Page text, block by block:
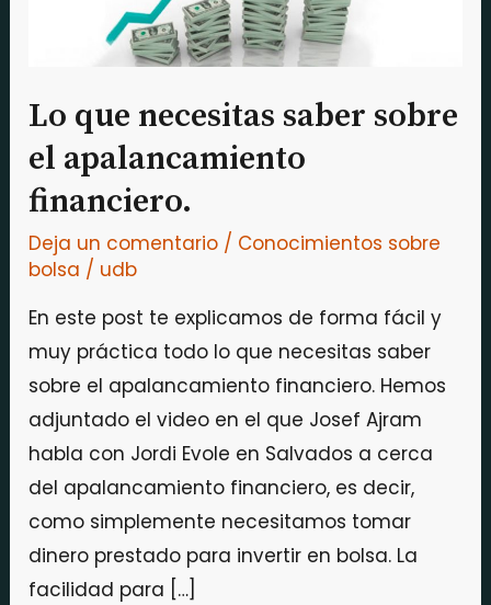
Lo que necesitas saber sobre
el apalancamiento
financiero.
Deja un comentario / Conocimientos sobre
bolsa / udb
En este post te explicamos de forma fácil y
muy práctica todo lo que necesitas saber
sobre el apalancamiento financiero. Hemos
adjuntado el video en el que Josef Ajram
habla con Jordi Evole en Salvados a cerca
del apalancamiento financiero, es decir,
como simplemente necesitamos tomar
dinero prestado para invertir en bolsa. La
facilidad para […]
apalancamiento
financiero.